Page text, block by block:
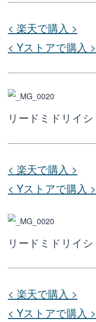
< 楽天で購入 >
< Yストアで購入 >
リードミドリイシ
< 楽天で購入 >
< Yストアで購入 >
リードミドリイシ
< 楽天で購入 >
< Yストアで購入 >